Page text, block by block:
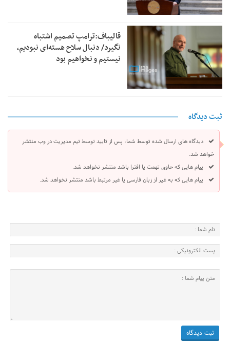
قالیباف:ترامپ تصمیم اشتباه
نگیرد/ دنبال سلاح هسته‌ای نبودیم،
نیستیم و نخواهیم بود
ثبت دیدگاه
دیدگاه های ارسال شده توسط شما، پس از تایید توسط تیم مدیریت در وب منتشر
خواهد شد.
پیام هایی که حاوی تهمت یا افترا باشد منتشر نخواهد شد.
پیام هایی که به غیر از زبان فارسی یا غیر مرتبط باشد منتشر نخواهد شد.